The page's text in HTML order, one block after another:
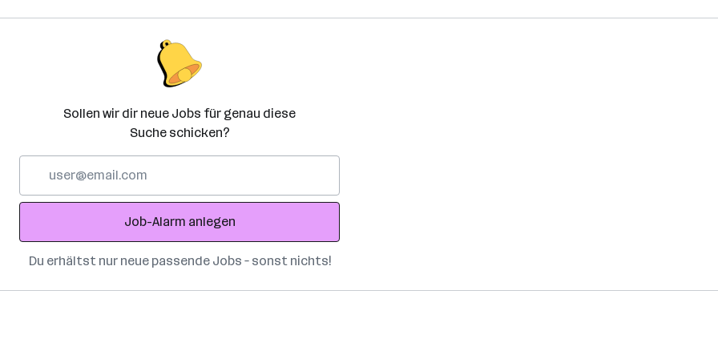
Sollen wir dir neue Jobs für genau diese
Suche schicken?
Adresse
Job-Alarm anlegen
Du erhältst nur neue passende Jobs – sonst nichts!